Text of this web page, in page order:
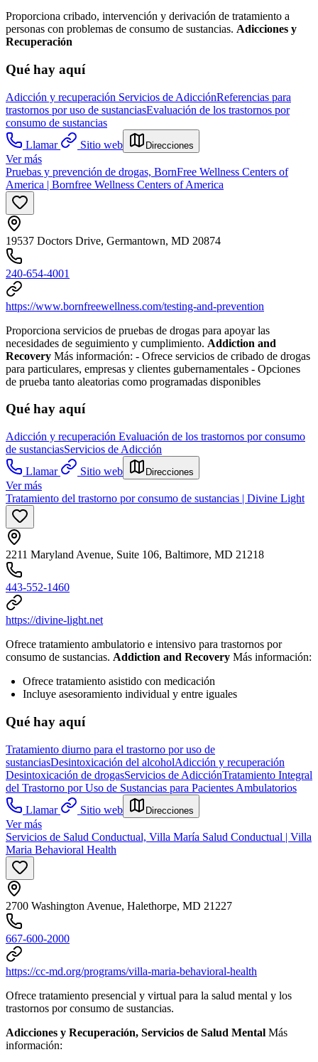
Proporciona cribado, intervención y derivación de tratamiento a
personas con problemas de consumo de sustancias. Adicciones y
Recuperación
Qué hay aquí
Adicción y recuperación Servicios de AdicciónReferencias para
trastornos por uso de sustanciasEvaluación de los trastornos por
consumo de sustancias
Llamar
Sitio web Direcciones
Ver más
Pruebas y prevención de drogas, BornFree Wellness Centers of
America | Bornfree Wellness Centers of America
19537 Doctors Drive, Germantown, MD 20874
240-654-4001
https://www.bornfreewellness.com/testing-and-prevention
Proporciona servicios de pruebas de drogas para apoyar las
necesidades de seguimiento y cumplimiento. Addiction and
Recovery Más información: - Ofrece servicios de cribado de drogas
para particulares, empresas y clientes gubernamentales - Opciones
de prueba tanto aleatorias como programadas disponibles
Qué hay aquí
Adicción y recuperación Evaluación de los trastornos por consumo
de sustanciasServicios de Adicción
Llamar
Sitio web Direcciones
Ver más
Tratamiento del trastorno por consumo de sustancias | Divine Light
2211 Maryland Avenue, Suite 106, Baltimore, MD 21218
443-552-1460
https://divine-light.net
Ofrece tratamiento ambulatorio e intensivo para trastornos por
consumo de sustancias. Addiction and Recovery Más información:
Ofrece tratamiento asistido con medicación
Incluye asesoramiento individual y entre iguales
Qué hay aquí
Tratamiento diurno para el trastorno por uso de
sustanciasDesintoxicación del alcoholAdicción y recuperación
Desintoxicación de drogasServicios de AdicciónTratamiento Integral
del Trastorno por Uso de Sustancias para Pacientes Ambulatorios
Llamar
Sitio web Direcciones
Ver más
Servicios de Salud Conductual, Villa María Salud Conductual | Villa
Maria Behavioral Health
2700 Washington Avenue, Halethorpe, MD 21227
667-600-2000
https://cc-md.org/programs/villa-maria-behavioral-health
Ofrece tratamiento presencial y virtual para la salud mental y los
trastornos por consumo de sustancias.
Adicciones y Recuperación, Servicios de Salud Mental Más
información: